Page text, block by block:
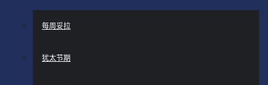
每周妥拉
犹太节期